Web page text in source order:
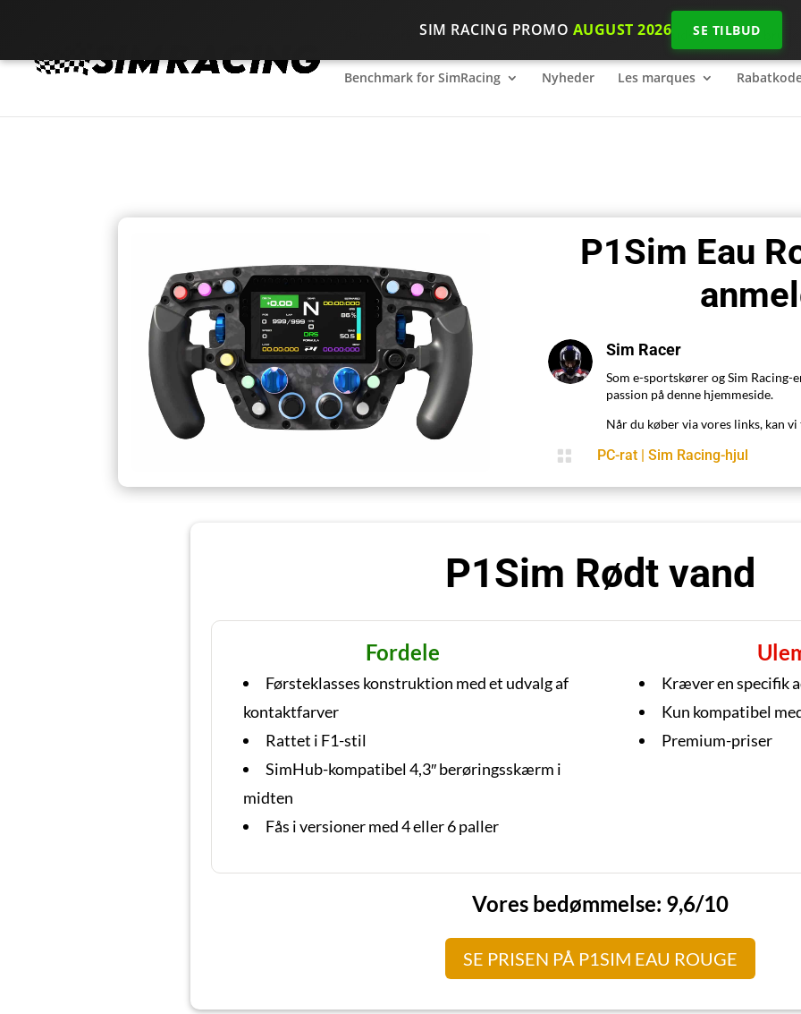
SIM RACING PROMO AUGUST 2026 SE TILBUD
Benchmark for SimRacing 2026 SimRacing: Hvilket udstyr skal du
Benchmark for SimRacing Nyheder Les marques
P1Sim Eau
Sim Racer
Som e-sportskører og Sim
passion på denne hjemmeside.
Når du køber via vores links, kan
 PC-rat |Sim Racing-hjul
P1Sim Rødt vand
Fordele
Førsteklasses konstruktion med et udvalg af
kontaktfarver
Rattet i F1-stil
SimHub-kompatibel 4,3″ berøringsskærm i
midten
Fås i versioner med 4 eller 6 paller
Kræver en specifik
Kun kompatibel
Premium-priser
Vores bedømmelse: 9,6/10
SE PRISEN PÅ P1SIM EAU ROUGE